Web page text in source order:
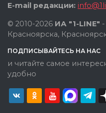
E-mail редакции:
© 2010-2026 ИА "1-LINE"
Красноярска,
ПОДПИСЫВАЙТЕСЬ НА НАС
и читайте самое
удобно